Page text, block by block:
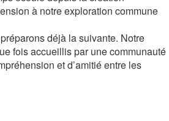
à notre exploration commune
déjà la suivante. Notre
fois accueillis par une communauté
et d’amitié entre les